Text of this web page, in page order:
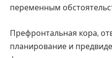
переменным
Префронтальная кора,
планирование и